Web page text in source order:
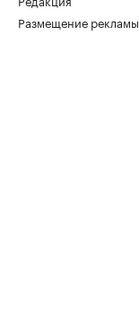
Размещение рекламы